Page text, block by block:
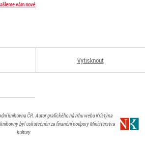
vám nové.
Vytisknout
knihovna ČR. Autor grafického návrhu webu Kristýna
byl uskutečněn za finanční podpory Ministerstva
kultury